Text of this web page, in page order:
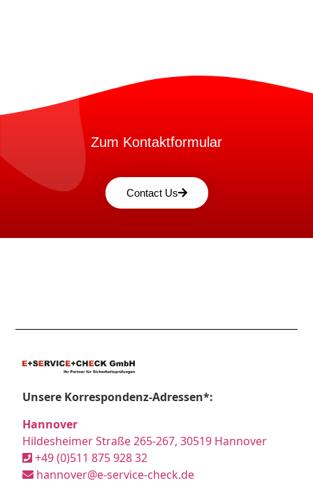
Zum Kontaktformular
Contact Us
Unsere Korrespondenz-Adressen*:
Hannover
Hildesheimer Straße 265-267, 30519 Hannover
+49 (0)511 875 928 32
hannover@e-service-check.de